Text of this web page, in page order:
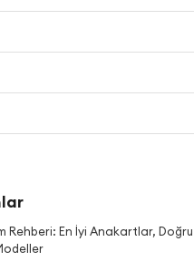
Rehberi: En İyi Anakartlar, Doğru